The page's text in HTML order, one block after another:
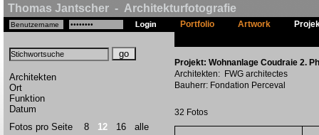
Thomas Jantscher - Architekturfotografie
Architekten
Ort
Funktion
Datum
Fotos pro Seite 8 12 16
alle
Portfolio Artwork
Projekt: Wohnanlage Coudraie 2.
Architekten: FWG architectes
Bauherr: Fondation Perceval
32 Fotos